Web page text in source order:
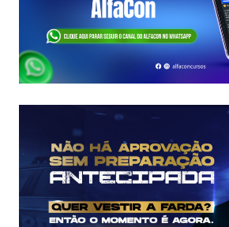
VAGAS,
SALÁRIOS
DO